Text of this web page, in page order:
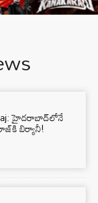
హైదరాబాద్‌లోనే
బిర్యానీ!